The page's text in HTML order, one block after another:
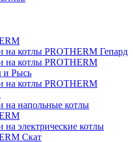
на котлы PROTHERM Гепард
на котлы PROTHERM
и Рысь
на котлы PROTHERM
на напольные котлы
на электрические котлы
Скат